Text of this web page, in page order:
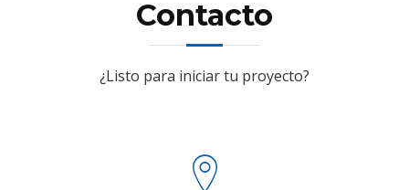
Contacto
¿Listo para iniciar tu proyecto?